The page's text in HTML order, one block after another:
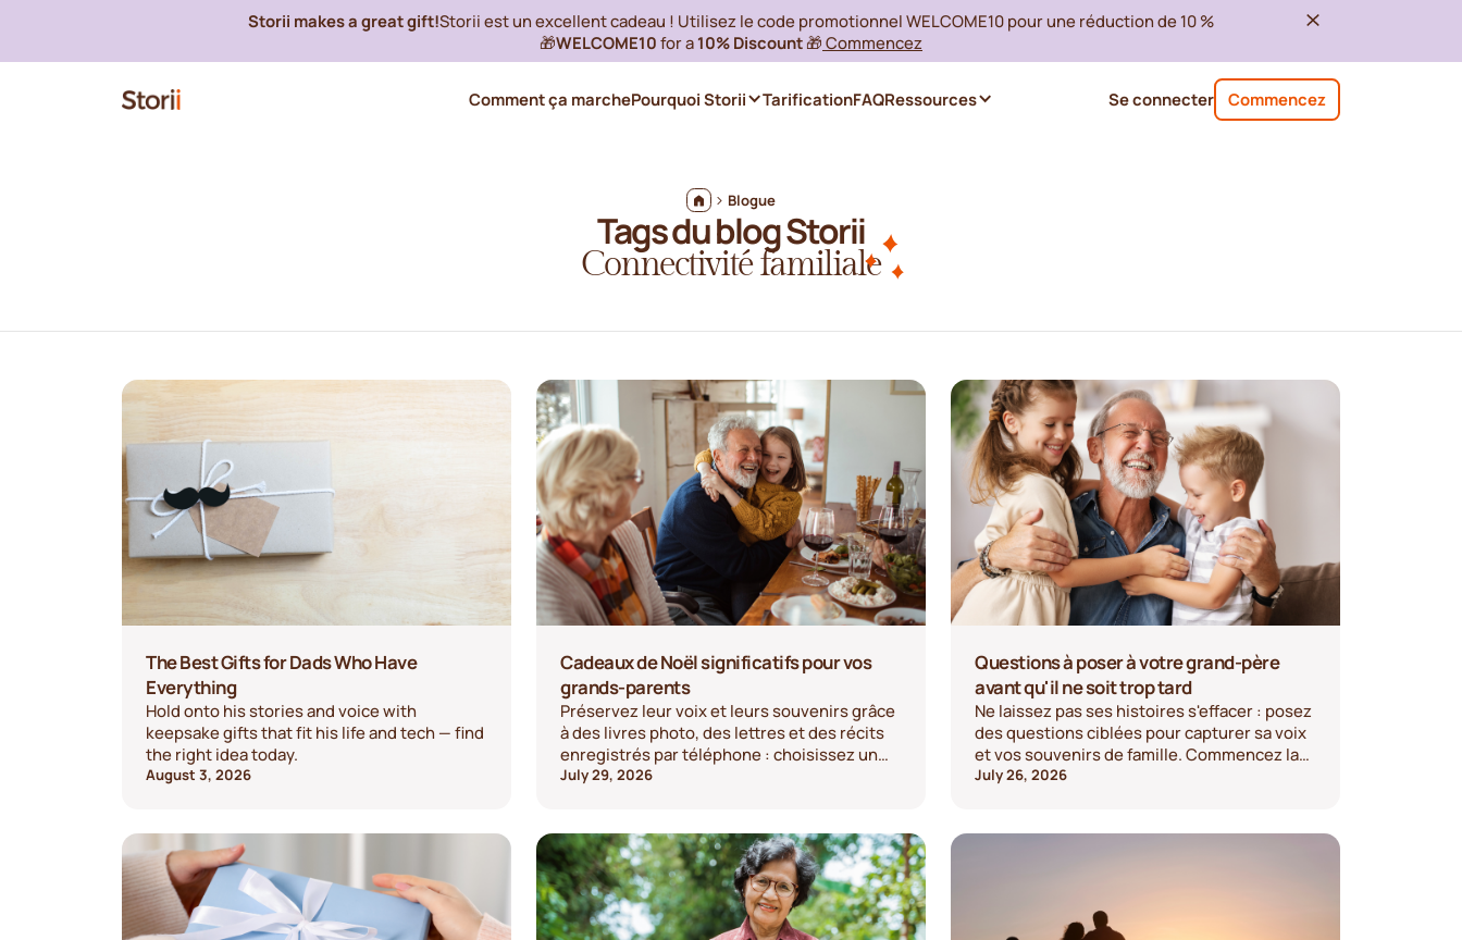
Storii makes a great gift!Storii est un excellent cadeau ! Utilisez le code promotionnel WELCOME10 pour une réduction de 10 %
🎁WELCOME10 for a10% Discount 🎁 Commencez
Se connecter Commencez
Comment ça marchePourquoi Storii TarificationFAQRessources
Blogue
Tags du blog Storii
Connectivité familiale
The Best Gifts for Dads Who Have
Everything
Hold onto his stories and voice with
keepsake gifts that fit his life and tech — find
the right idea today.
August 3, 2026
Cadeaux de Noël significatifs pour vos
grands-parents
Préservez leur voix et leurs souvenirs grâce
à des livres photo, des lettres et des récits
enregistrés par téléphone : choisissez un
cadeau inoubliable dès aujourd'hui.
July 29, 2026
Questions à poser à votre grand-père
avant qu'il ne soit trop tard
Ne laissez pas ses histoires s'effacer : posez
des questions ciblées pour capturer sa voix
et vos souvenirs de famille. Commencez la
conversation dès aujourd'hui.
July 26, 2026